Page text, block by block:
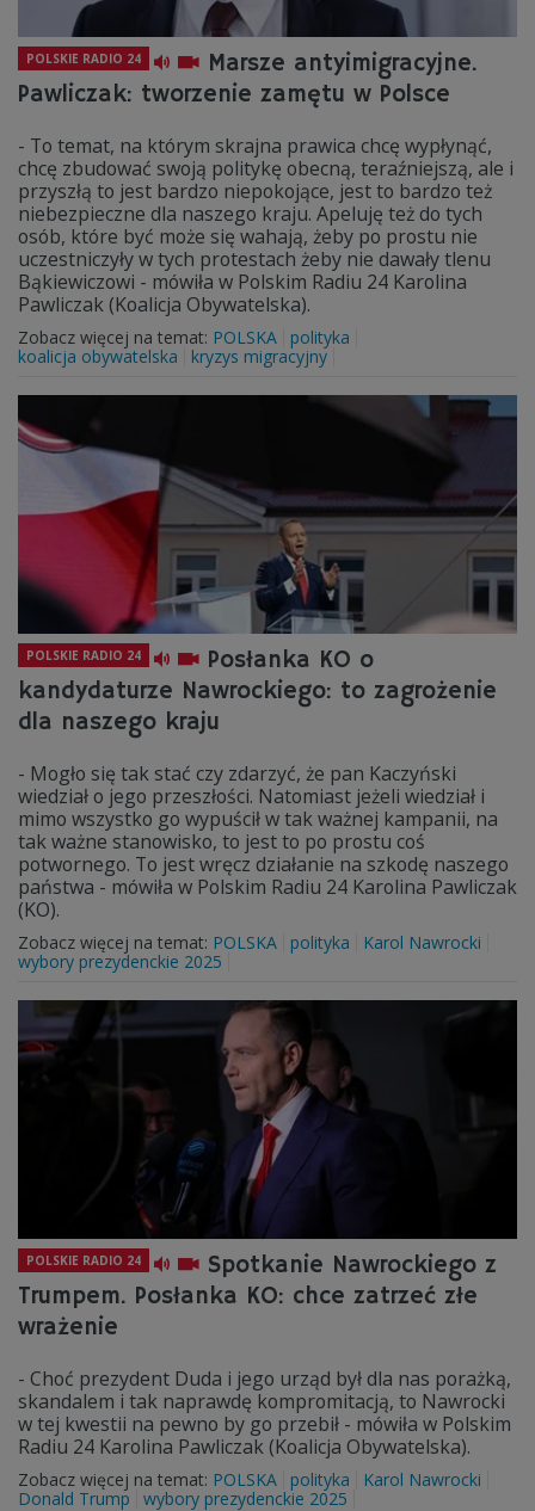
POLSKIE RADIO 24
Marsze antyimigracyjne.
Pawliczak: tworzenie zamętu w Polsce
- To temat, na którym skrajna prawica chcę wypłynąć,
chcę zbudować swoją politykę obecną, teraźniejszą, ale i
przyszłą to jest bardzo niepokojące, jest to bardzo też
niebezpieczne dla naszego kraju. Apeluję też do tych
osób, które być może się wahają, żeby po prostu nie
uczestniczyły w tych protestach żeby nie dawały tlenu
Bąkiewiczowi - mówiła w Polskim Radiu 24 Karolina
Pawliczak (Koalicja Obywatelska).
Zobacz więcej na temat: POLSKA
polityka
koalicja obywatelska
kryzys migracyjny
POLSKIE RADIO 24
Posłanka KO o
kandydaturze Nawrockiego: to zagrożenie
dla naszego kraju
- Mogło się tak stać czy zdarzyć, że pan Kaczyński
wiedział o jego przeszłości. Natomiast jeżeli wiedział i
mimo wszystko go wypuścił w tak ważnej kampanii, na
tak ważne stanowisko, to jest to po prostu coś
potwornego. To jest wręcz działanie na szkodę naszego
państwa - mówiła w Polskim Radiu 24 Karolina Pawliczak
(KO).
Zobacz więcej na temat: POLSKA polityka
Karol Nawrocki
wybory prezydenckie 2025
POLSKIE RADIO 24
Spotkanie Nawrockiego z
Trumpem. Posłanka KO: chce zatrzeć złe
wrażenie
- Choć prezydent Duda i jego urząd był dla nas porażką,
skandalem i tak naprawdę kompromitacją, to Nawrocki
w tej kwestii na pewno by go przebił - mówiła w Polskim
Radiu 24 Karolina Pawliczak (Koalicja Obywatelska).
Zobacz więcej na temat: POLSKA polityka
Karol Nawrocki
Donald Trump
wybory prezydenckie 2025